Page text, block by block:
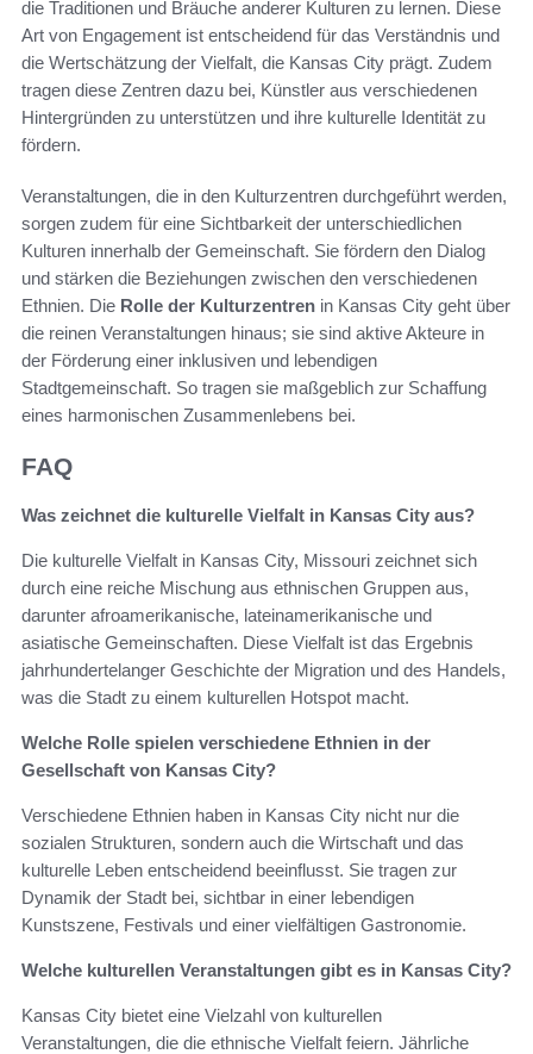
die Traditionen und Bräuche anderer Kulturen zu lernen. Diese
Art von Engagement ist entscheidend für das Verständnis und
die Wertschätzung der Vielfalt, die Kansas City prägt. Zudem
tragen diese Zentren dazu bei, Künstler aus verschiedenen
Hintergründen zu unterstützen und ihre kulturelle Identität zu
fördern.
Veranstaltungen, die in den Kulturzentren durchgeführt werden,
sorgen zudem für eine Sichtbarkeit der unterschiedlichen
Kulturen innerhalb der Gemeinschaft. Sie fördern den Dialog
und stärken die Beziehungen zwischen den verschiedenen
Ethnien. Die Rolle der Kulturzentren in Kansas City geht über
die reinen Veranstaltungen hinaus; sie sind aktive Akteure in
der Förderung einer inklusiven und lebendigen
Stadtgemeinschaft. So tragen sie maßgeblich zur Schaffung
eines harmonischen Zusammenlebens bei.
FAQ
Was zeichnet die kulturelle Vielfalt in Kansas City aus?
Die kulturelle Vielfalt in Kansas City, Missouri zeichnet sich
durch eine reiche Mischung aus ethnischen Gruppen aus,
darunter afroamerikanische, lateinamerikanische und
asiatische Gemeinschaften. Diese Vielfalt ist das Ergebnis
jahrhundertelanger Geschichte der Migration und des Handels,
was die Stadt zu einem kulturellen Hotspot macht.
Welche Rolle spielen verschiedene Ethnien in der
Gesellschaft von Kansas City?
Verschiedene Ethnien haben in Kansas City nicht nur die
sozialen Strukturen, sondern auch die Wirtschaft und das
kulturelle Leben entscheidend beeinflusst. Sie tragen zur
Dynamik der Stadt bei, sichtbar in einer lebendigen
Kunstszene, Festivals und einer vielfältigen Gastronomie.
Welche kulturellen Veranstaltungen gibt es in Kansas City?
Kansas City bietet eine Vielzahl von kulturellen
Veranstaltungen, die die ethnische Vielfalt feiern. Jährliche